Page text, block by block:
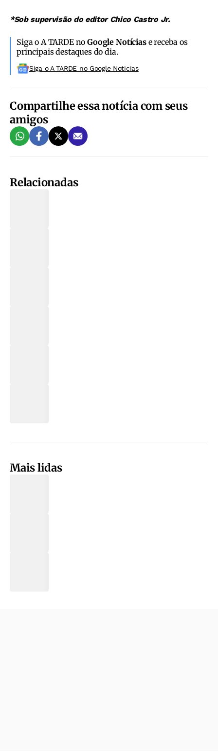
*Sob supervisão do editor Chico Castro Jr.
Siga o A TARDE noGoogle Notíciase receba os
principais destaques do dia.
Siga o A TARDE no Google Noticias
Compartilhe essa notícia com seus
amigos
Relacionadas
Mais lidas